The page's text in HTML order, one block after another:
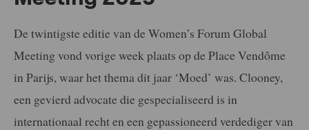
De twintigste editie van de Women’s Forum Global
Meeting vond vorige week plaats op de Place Vendôme
in Parijs, waar het thema dit jaar ‘Moed’ was. Clooney,
een gevierd advocate die gespecialiseerd is in
internationaal recht en een gepassioneerd verdediger van